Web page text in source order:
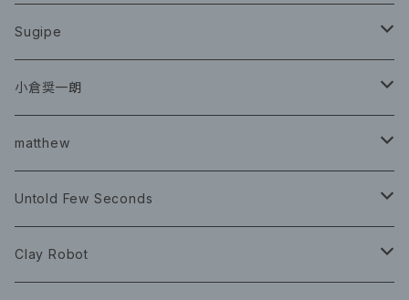
CD
グッズ
チェキ ブロマイド
イベント
ツアーグッズ
Sugipe
チケット
CD
グッズ
小倉奨一朗
イベント
グッズ
CD
matthew
Book
CD
Untold Few Seconds
グッズ
Clay Robot